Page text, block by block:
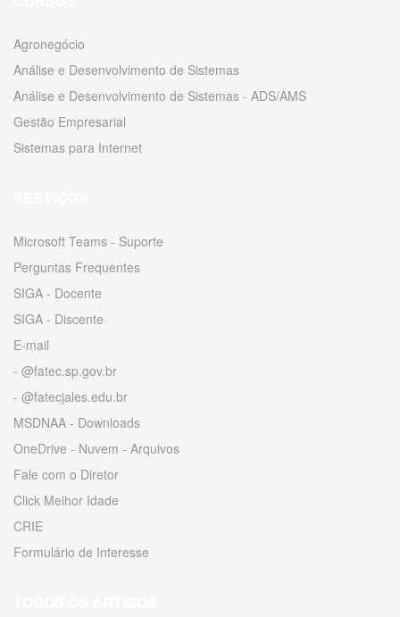
Agronegócio
Análise e Desenvolvimento de Sistemas
Análise e Desenvolvimento de Sistemas - ADS/AMS
Gestão Empresarial
Sistemas para Internet
Microsoft Teams - Suporte
Perguntas Frequentes
SIGA - Docente
SIGA - Discente
E-mail
- @fatec.sp.gov.br
- @fatecjales.edu.br
MSDNAA - Downloads
OneDrive - Nuvem - Arquivos
Fale com o Diretor
Click Melhor Idade
CRIE
Formulário de Interesse